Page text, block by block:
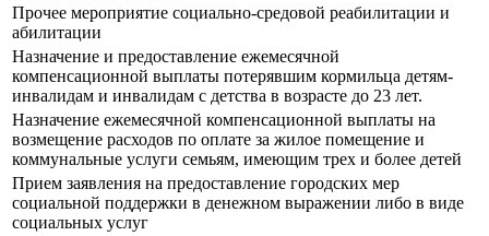
Прочее мероприятие социально-средовой реабилитации и
абилитации
Назначение и предоставление ежемесячной
компенсационной выплаты потерявшим кормильца детям-
инвалидам и инвалидам с детства в возрасте до 23 лет.
Назначение ежемесячной компенсационной выплаты на
возмещение расходов по оплате за жилое помещение и
коммунальные услуги семьям, имеющим трех и более детей
Прием заявления на предоставление городских мер
социальной поддержки в денежном выражении либо в виде
социальных услуг